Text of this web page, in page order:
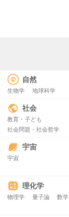
自然
生物学 地球科学
社会
教育・子ども
社会問題・社会哲学
宇宙
宇宙
理化学
物理学 量子論 数学